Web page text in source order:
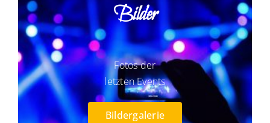
Bilder
Fotos der
letzten Events
Bildergalerie